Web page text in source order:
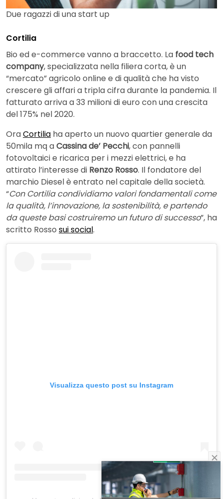
Due ragazzi di una start up
Cortilia
Bio ed e-commerce vanno a braccetto. La food tech
company, specializzata nella filiera corta, è un
“mercato” agricolo online e di qualità che ha visto
crescere gli affari a tripla cifra durante la pandemia. Il
fatturato arriva a 33 milioni di euro con una crescita
del 175% nel 2020.
OraCortilia ha aperto un nuovo quartier generale da
50mila mq aCassina de’ Pecchi, con pannelli
fotovoltaici e ricarica per i mezzi elettrici, e ha
attirato l’interesse di Renzo Rosso. Il fondatore del
marchio Diesel è entrato nel capitale della società.
“Con Cortilia condividiamo valori fondamentali come
la qualità, l’innovazione, la sostenibilità, e partendo
da queste basi costruiremo un futuro di successo”, ha
scritto Rosso sui social.
Visualizza questo post su Instagram